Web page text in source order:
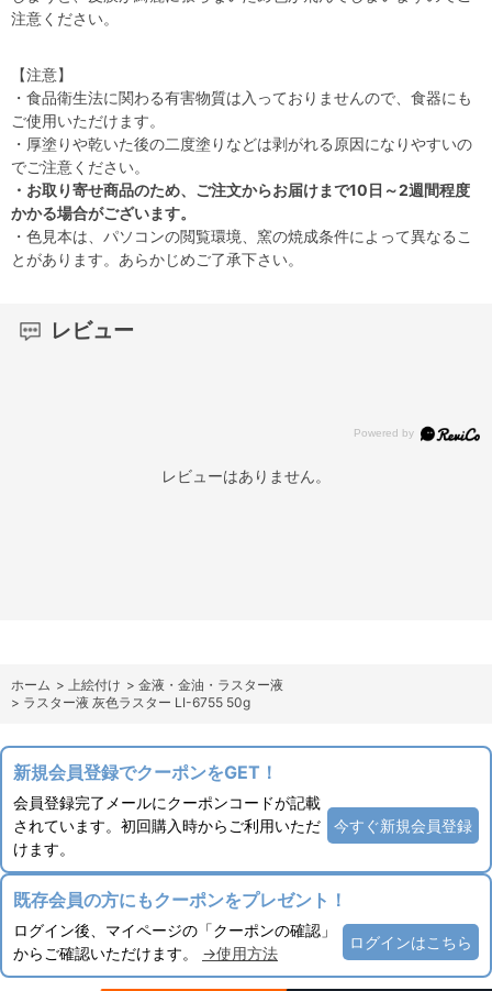
注意ください。
【注意】
・食品衛生法に関わる有害物質は入っておりませんので、食器にも
ご使用いただけます。
・厚塗りや乾いた後の二度塗りなどは剥がれる原因になりやすいの
でご注意ください。
・お取り寄せ商品のため、ご注文からお届けまで10日～2週間程度
かかる場合がございます。
・色見本は、パソコンの閲覧環境、窯の焼成条件によって異なるこ
とがあります。あらかじめご了承下さい。
レビュー
レビューはありません。
ホーム > 上絵付け > 金液・金油・ラスター液
> ラスター液 灰色ラスター LI-6755 50g
新規会員登録でクーポンをGET！
会員登録完了メールにクーポンコードが記載
されています。初回購入時からご利用いただ
けます。
今すぐ新規会員登録
既存会員の方にもクーポンをプレゼント！
ログイン後、マイページの「クーポンの確認」
からご確認いただけます。 →使用方法
ログインはこちら